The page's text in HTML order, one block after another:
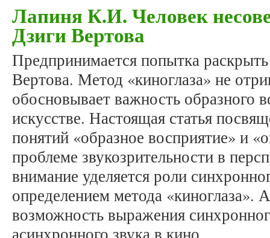
Лапиня К.И. Человек
Дзиги Вертова
Предпринимается попытка
Вертова. Метод «киноглаза» не
обосновывает важность образного
искусстве. Настоящая статья
понятий «образное восприятие» и
проблеме звукозрительности в
внимание уделяется роли
определением метода «киноглаза».
возможность выражения